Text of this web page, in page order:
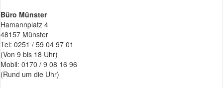
Büro Münster
Hamannplatz 4
48157 Münster
Tel: 0251 / 59 04 97 01
(Von 9 bis 18 Uhr)
Mobil: 0170 / 9 08 16 96
(Rund um die Uhr)